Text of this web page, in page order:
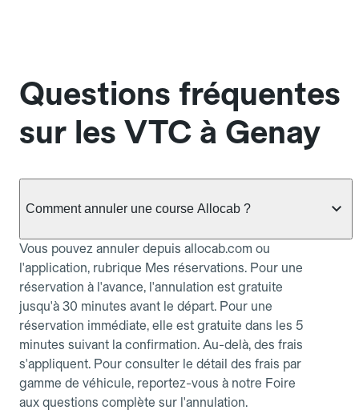
Questions fréquentes
sur les VTC à Genay
Comment annuler une course Allocab ?
Vous pouvez annuler depuis allocab.com ou
l'application, rubrique Mes réservations. Pour une
réservation à l'avance, l'annulation est gratuite
jusqu'à 30 minutes avant le départ. Pour une
réservation immédiate, elle est gratuite dans les 5
minutes suivant la confirmation. Au-delà, des frais
s'appliquent. Pour consulter le détail des frais par
gamme de véhicule, reportez-vous à notre Foire
aux questions complète sur l'annulation.